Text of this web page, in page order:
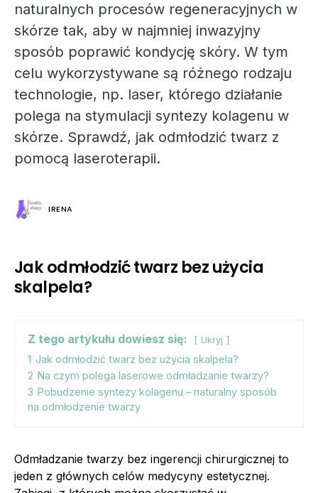
naturalnych procesów regeneracyjnych w
skórze tak, aby w najmniej inwazyjny
sposób poprawić kondycję skóry. W tym
celu wykorzystywane są różnego rodzaju
technologie, np. laser, którego działanie
polega na stymulacji syntezy kolagenu w
skórze. Sprawdź, jak odmłodzić twarz z
pomocą laseroterapii.
IRENA
Jak odmłodzić twarz bez użycia
skalpela?
Z tego artykułu dowiesz się: Ukryj
1 Jak odmłodzić twarz bez użycia skalpela?
2 Na czym polega laserowe odmładzanie twarzy?
3 Pobudzenie syntezy kolagenu – naturalny sposób
na odmłodzenie twarzy
Odmładzanie twarzy bez ingerencji chirurgicznej to
jeden z głównych celów medycyny estetycznej.